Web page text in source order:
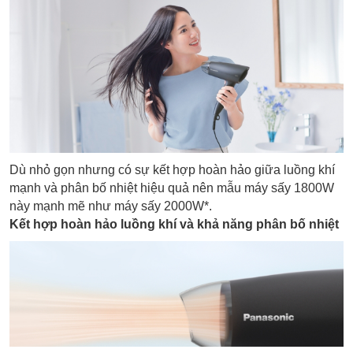
Dù nhỏ gọn nhưng có sự kết hợp hoàn hảo giữa luồng khí
mạnh và phân bố nhiệt hiệu quả nên mẫu máy sấy 1800W
này mạnh mẽ như máy sấy 2000W*.
Kết hợp hoàn hảo luồng khí và khả năng phân bố nhiệt